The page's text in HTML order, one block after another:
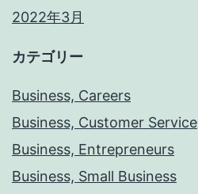
2022年3月
カテゴリー
Business, Careers
Business, Customer Service
Business, Entrepreneurs
Business, Small Business